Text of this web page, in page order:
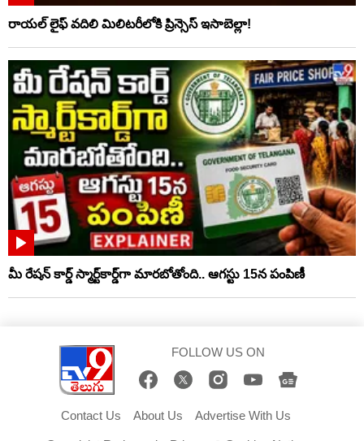
రాయల్ లైఫ్ వదిలి మిలిటరీలోకి ప్రిన్సెస్ ఇసాబెల్లా!
మీ రేషన్ కార్డ్ స్మార్ట్‌కార్డ్‌గా మారబోతోంది.. ఆగస్టు 15న పంపిణీ
FOLLOW US ON
Contact Us About Us Advertise With Us